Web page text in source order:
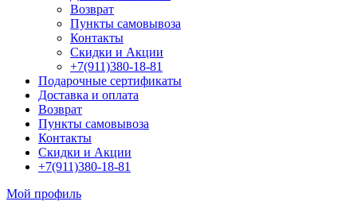
Возврат
Пункты самовывоза
Контакты
Скидки и Акции
+7(911)380-18-81
Подарочные сертификаты
Доставка и оплата
Возврат
Пункты самовывоза
Контакты
Скидки и Акции
+7(911)380-18-81
Мой профиль